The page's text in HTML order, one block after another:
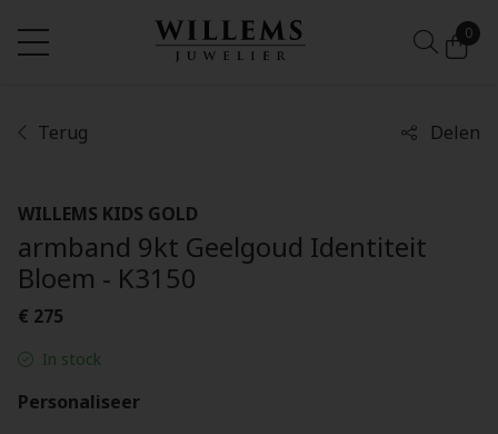
0
Terug Delen
WILLEMS KIDS GOLD
armband 9kt Geelgoud Identiteit
Bloem - K3150
€ 275
In stock
Personaliseer